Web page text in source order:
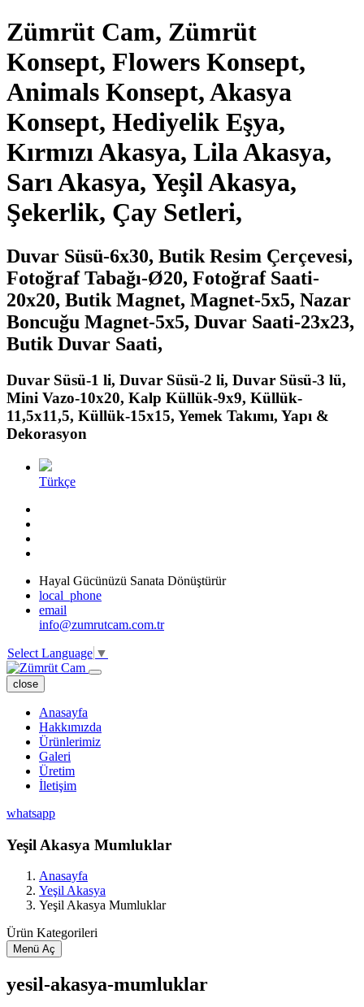
Zümrüt Cam, Zümrüt
Konsept, Flowers Konsept,
Animals Konsept, Akasya
Konsept, Hediyelik Eşya,
Kırmızı Akasya, Lila Akasya,
Sarı Akasya, Yeşil Akasya,
Şekerlik, Çay Setleri,
Duvar Süsü-6x30, Butik Resim Çerçevesi,
Fotoğraf Tabağı-Ø20, Fotoğraf Saati-
20x20, Butik Magnet, Magnet-5x5, Nazar
Boncuğu Magnet-5x5, Duvar Saati-23x23,
Butik Duvar Saati,
Duvar Süsü-1 li, Duvar Süsü-2 li, Duvar Süsü-3 lü,
Mini Vazo-10x20, Kalp Küllük-9x9, Küllük-
11,5x11,5, Küllük-15x15, Yemek Takımı, Yapı &
Dekorasyon
Türkçe
Hayal Gücünüzü Sanata Dönüştürür
local_phone
email
info@zumrutcam.com.tr
Select Language ▼
close
Anasayfa
Hakkımızda
Ürünlerimiz
Galeri
Üretim
İletişim
whatsapp
Yeşil Akasya Mumluklar
Anasayfa
Yeşil Akasya
Yeşil Akasya Mumluklar
Ürün Kategorileri
Menü Aç
yesil-akasya-mumluklar